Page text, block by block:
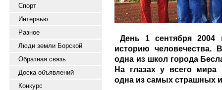
Спорт
Интервью
Разное
Люди земли Борской
Обратная связь
Доска объявлений
Конкурс
День 1 сентября 2004
историю человечества.
одна из школ города
На глазах у всего мира
одна из самых страшных